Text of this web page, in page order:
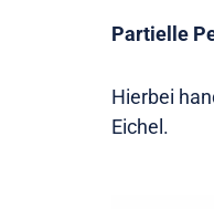
Partielle
Hierbei
Eichel.